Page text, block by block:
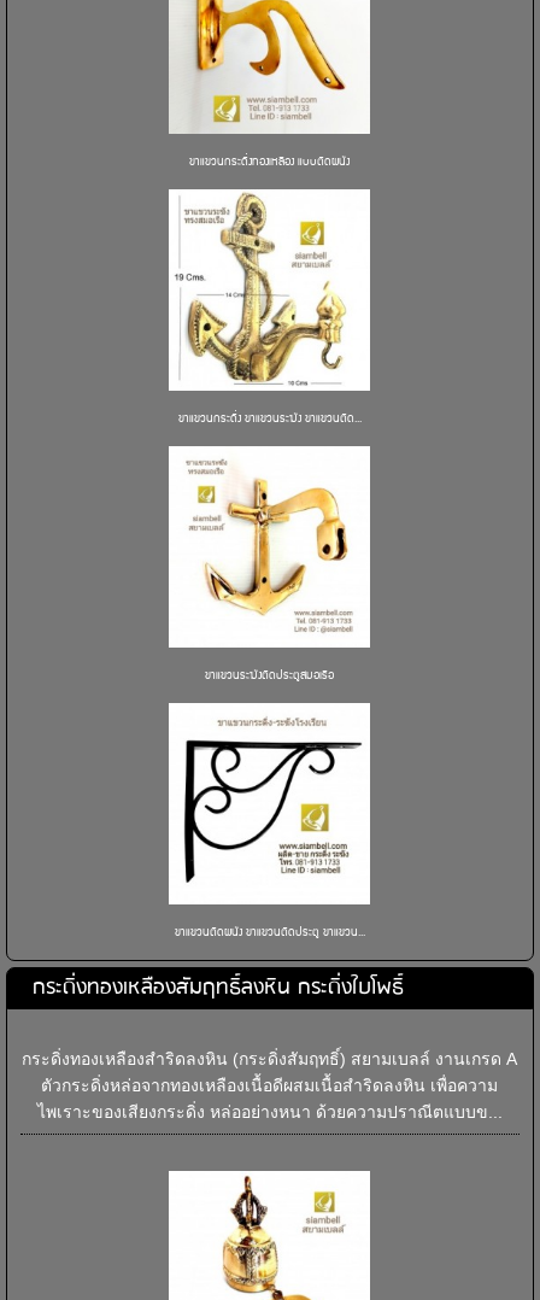
ขาแขวนกระดิ่งทองเหลือง แบบติดผนัง
ขาแขวนกระดิ่ง ขาแขวนระฆัง ขาแขวนติด...
ขาแขวนระฆังติดประตูสมอเรือ
ขาแขวนติดผนัง ขาแขวนติดประตู ขาแขวน...
กระดิ่งทองเหลืองสัมฤทธิ์ลงหิน กระดิ่งใบโพธิ์
กระดิ่งทองเหลืองสำริดลงหิน (กระดิ่งสัมฤทธิ์) สยามเบลล์ งานเกรด A
ตัวกระดิ่งหล่อจากทองเหลืองเนื้อดีผสมเนื้อสำริดลงหิน เพื่อความ
ไพเราะของเสียงกระดิ่ง หล่ออย่างหนา ด้วยความปราณีตแบบข...